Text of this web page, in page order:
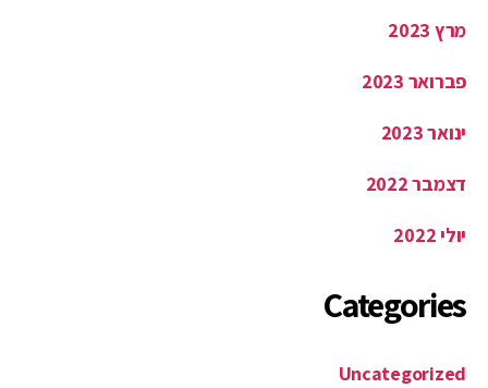
מרץ 2023
פברואר 2023
ינואר 2023
דצמבר 2022
יולי 2022
Categories
Uncategorized